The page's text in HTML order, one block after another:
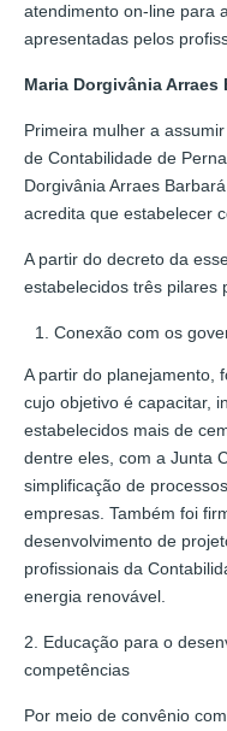
atendimento on-line para
apresentadas pelos
Maria Dorgivânia Arraes
Primeira mulher a
de Contabilidade de
Dorgivânia Arraes
acredita que estabelecer
A partir do decreto da
estabelecidos três pilares
Conexão com os
A partir do planejamento,
cujo objetivo é capacitar,
estabelecidos mais de
dentre eles, com a Junta
simplificação de
empresas. Também foi
desenvolvimento de
profissionais da
energia renovável.
2. Educação para o
competências
Por meio de convênio